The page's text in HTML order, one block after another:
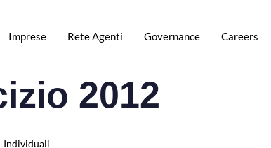
Imprese Rete Agenti Governance Careers
2012
Individuali